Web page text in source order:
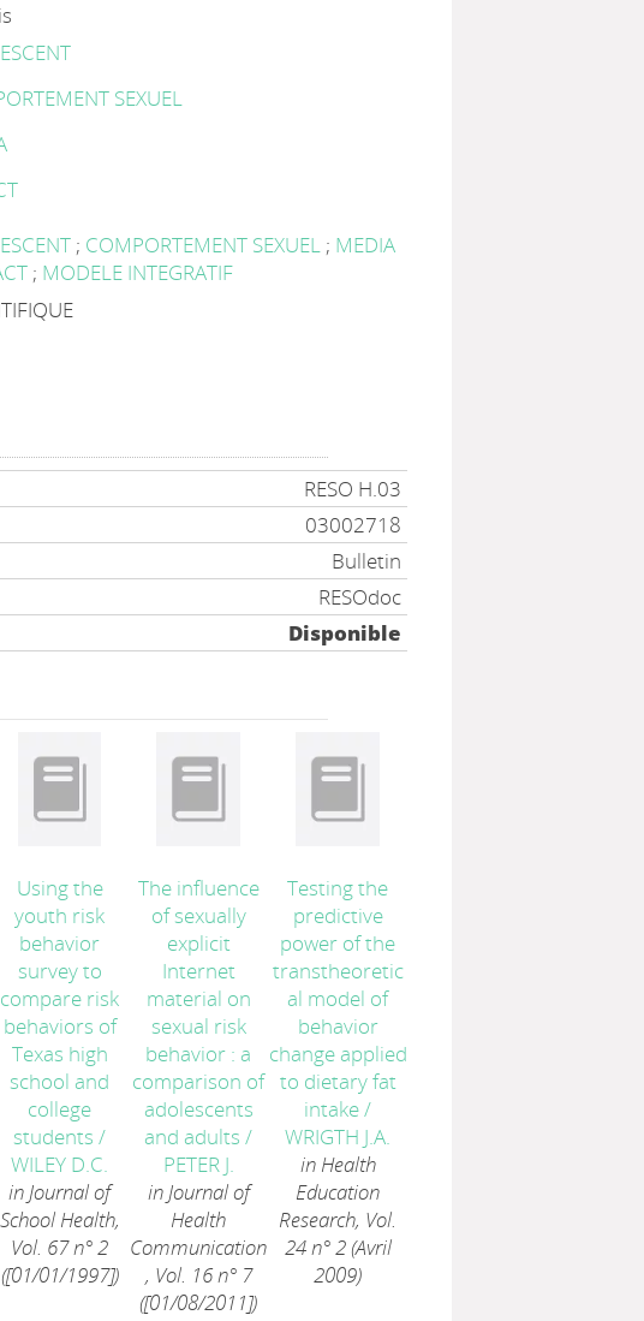
SEXUEL
; COMPORTEMENT SEXUEL ; MEDIA
; MODELE INTEGRATIF
RESO H.03
03002718
Bulletin
RESOdoc
Disponible
Using the
youth risk
behavior
survey to
compare risk
behaviors of
Texas high
school and
college
students /
WILEY D.C.
in Journal of
School Health,
Vol. 67 n° 2
([01/01/1997])
The influence
of sexually
explicit
Internet
material on
sexual risk
behavior : a
comparison of
adolescents
and adults /
PETER J.
in Journal of
Health
Communication
, Vol. 16 n° 7
([01/08/2011])
Testing the
predictive
power of the
transtheoretic
al model of
behavior
change applied
to dietary fat
intake/
WRIGTH J.A.
in Health
Education
Research, Vol.
24 n° 2 (Avril
2009)